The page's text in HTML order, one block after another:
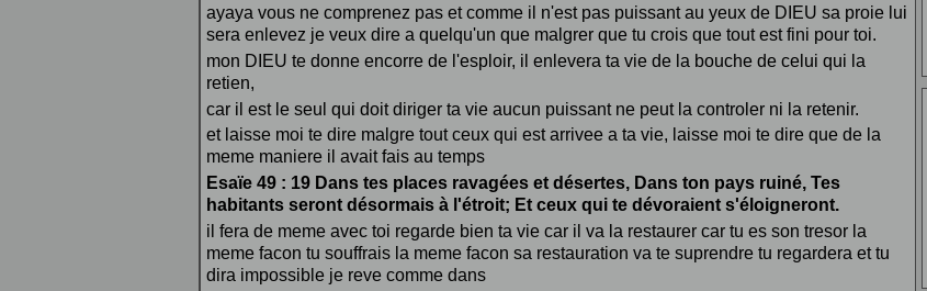
ayaya vous ne comprenez pas et comme il n'est pas puissant au yeux de DIEU sa proie lui
sera enlevez je veux dire a quelqu'un que malgrer que tu crois que tout est fini pour toi.
mon DIEU te donne encorre de l'esploir, il enlevera ta vie de la bouche de celui qui la
retien,
car il est le seul qui doit diriger ta vie aucun puissant ne peut la controler ni la retenir.
et laisse moi te dire malgre tout ceux qui est arrivee a ta vie, laisse moi te dire que de la
meme maniere il avait fais au temps
Esaïe 49 : 19 Dans tes places ravagées et désertes, Dans ton pays ruiné, Tes
habitants seront désormais à l'étroit; Et ceux qui te dévoraient s'éloigneront.
il fera de meme avec toi regarde bien ta vie car il va la restaurer car tu es son tresor la
meme facon tu souffrais la meme facon sa restauration va te suprendre tu regardera et tu
dira impossible je reve comme dans